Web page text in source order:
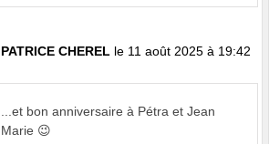
PATRICE CHEREL le 11 août 2025 à 19:42
...et bon anniversaire à Pétra et Jean
Marie 😉